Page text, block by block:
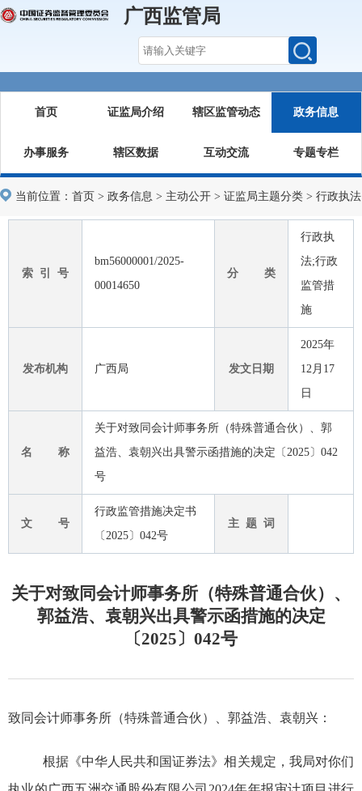
广西监管局
首页 证监局介绍 辖区监管动态 政务信息
办事服务 辖区数据 互动交流 专题专栏
当前位置： 首页 > 政务信息 > 主动公开 > 证监局主题分类 > 行政执法
索 引 号
bm56000001/2025-
00014650
分 类
行政执
法;行政
监管措
施
发布机构 广西局 发文日期
2025年
12月17
日
名 称
关于对致同会计师事务所（特殊普通合伙）、郭
益浩、袁朝兴出具警示函措施的决定〔2025〕042
号
文 号
行政监管措施决定书
〔2025〕042号
主 题 词
关于对致同会计师事务所（特殊普通合伙）、
郭益浩、袁朝兴出具警示函措施的决定
〔2025〕042号
致同会计师事务所（特殊普通合伙） 、 郭益浩、袁朝兴：
根据《中华人民共和国证券法》相关规定，我局对你们